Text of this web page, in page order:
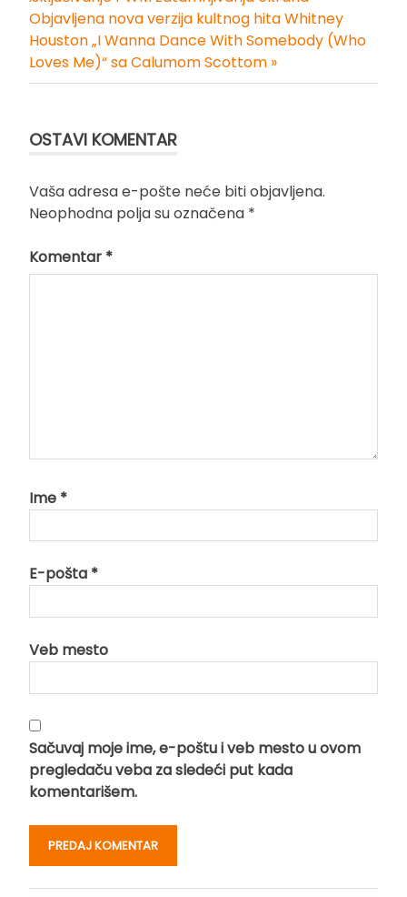
članka
Objavljena nova verzija kultnog hita Whitney
Houston „I Wanna Dance With Somebody (Who
Loves Me)“ sa Calumom Scottom »
OSTAVI KOMENTAR
Vaša adresa e-pošte neće biti objavljena.
Neophodna polja su označena *
Komentar *
Ime *
E-pošta *
Veb mesto
Sačuvaj moje ime, e-poštu i veb mesto u ovom
pregledaču veba za sledeći put kada
komentarišem.